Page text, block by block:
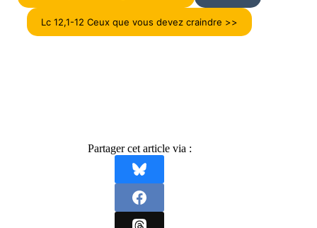
Lc 12,1-12 Ceux que vous devez craindre >>
Partager cet article via :